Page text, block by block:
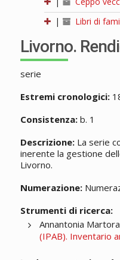
|
Libri di
Livorno.
serie
Estremi cronologici:
Consistenza:b. 1
Descrizione:La serie
inerente la gestione
Livorno.
Numerazione:
Strumenti di ricerca:
Annantonia
(IPAB). Inventario